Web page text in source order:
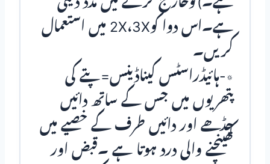
ہے۔اس دوا کو2X،3X میں استعمال
کریں۔
٭-ہائیڈراسٹس کیناڈینس=پتے کی
پتھریوں میں جس کے ساتھ دائیں
چڈھے اور دائیں طرف کے خصیے میں
کھینچنے والی درد ہوتا ہے ۔قبض اور